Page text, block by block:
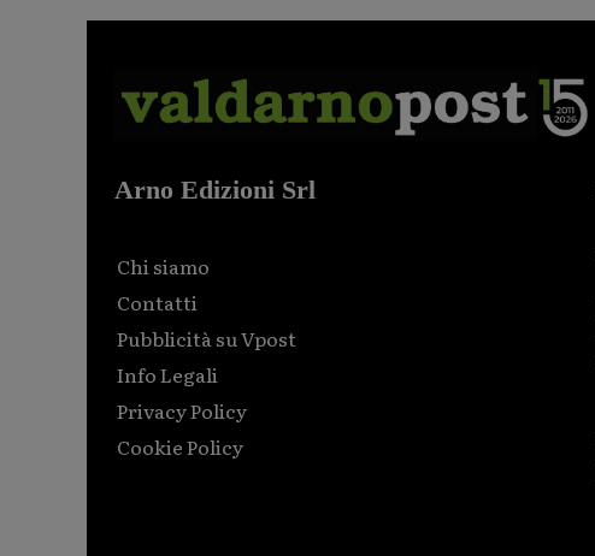
Arno Edizioni Srl
Chi siamo
Contatti
Pubblicità su Vpost
Info Legali
Privacy Policy
Cookie Policy